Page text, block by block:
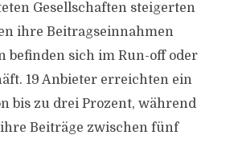
Gesellschaften steigerten
ihre Beitragseinnahmen
befinden sich im Run-off oder
19 Anbieter erreichten ein
bis zu drei Prozent, während
Beiträge zwischen fünf